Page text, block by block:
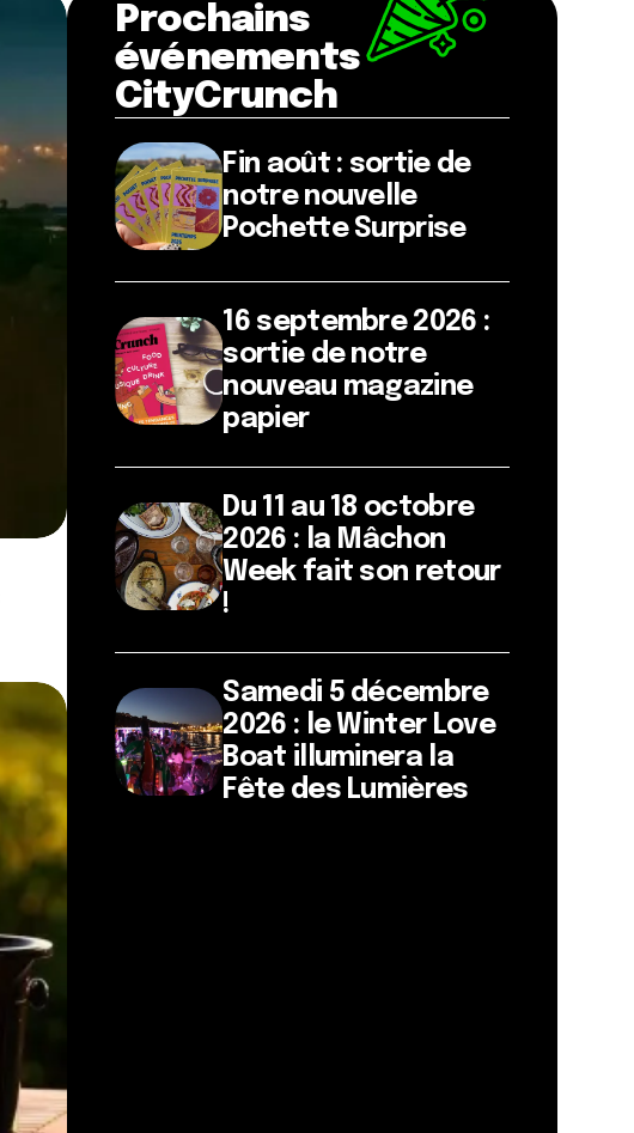
Prochains
événements
CityCrunch
Fin août : sortie de
notre nouvelle
Pochette Surprise
16 septembre 2026 :
sortie de notre
nouveau magazine
papier
Du 11 au 18 octobre
2026 : la Mâchon
Week fait son retour
!
Samedi 5 décembre
2026 : le Winter Love
Boat illuminera la
Fête des Lumières